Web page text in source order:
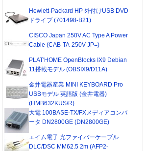
Hewlett-Packard HP 外付けUSB DVD
ドライブ (701498-B21)
CISCO Japan 250V AC Type A Power
Cable (CAB-TA-250V-JP=)
PLAT'HOME OpenBlocks IX9 Debian
11搭載モデル (OBSIX9/D11A)
金井電器産業 MINI KEYBOARD Pro
USBモデル 英語版 (金井電器)
(HMB632KUS/R)
大電 100BASE-TX/FXメディアコンバ
ータ DN2800GE (DN2800GE)
エイム電子 光ファイバーケーブル
DLC/DSC MM62.5 2m (AFP2-